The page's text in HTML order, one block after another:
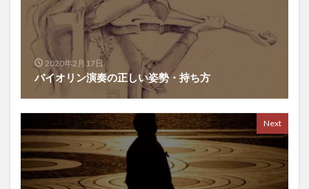
2020年2月17日
バイオリン演奏の正しい姿勢・持ち方
Next